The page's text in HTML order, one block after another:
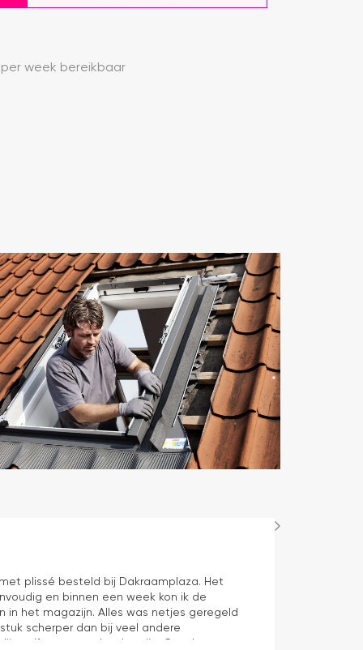
week bereikbaar
plissé besteld bij Dakraamplaza. Het
en binnen een week kon ik de
in het magazijn. Alles was netjes geregeld
scherper dan bij veel andere
zelf mag er ook zeker zijn. Goede